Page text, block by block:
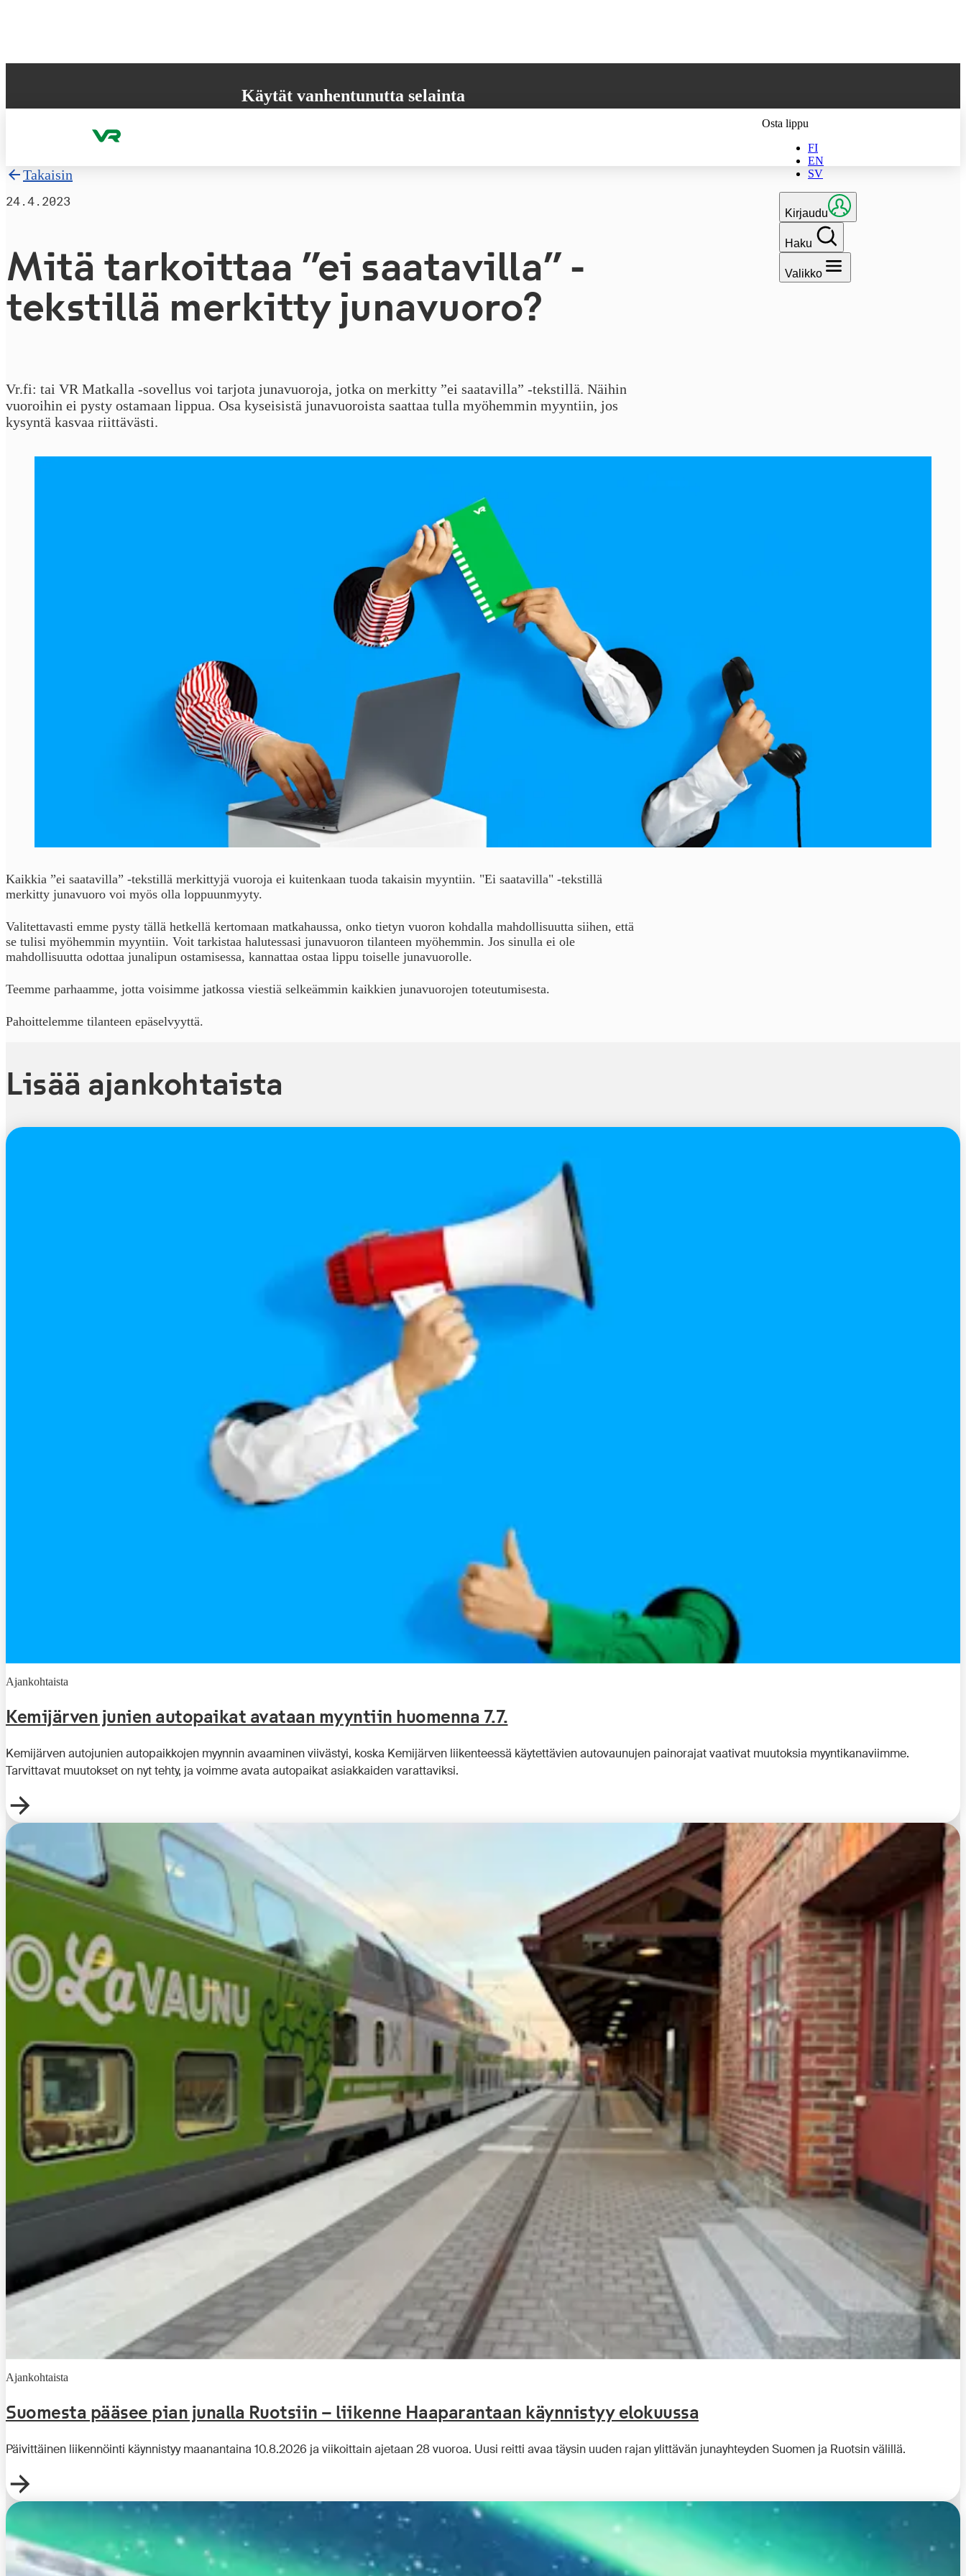
Käytät vanhentunutta selainta
Osta lippu
FI
EN
SV
Kirjaudu
Haku
Valikko
Takaisin
24.4.2023
Mitä tarkoittaa ”ei saatavilla” -
tekstillä merkitty junavuoro?
Vr.fi: tai VR Matkalla -sovellus voi tarjota junavuoroja, jotka on merkitty ”ei saatavilla” -tekstillä. Näihin
vuoroihin ei pysty ostamaan lippua. Osa kyseisistä junavuoroista saattaa tulla myöhemmin myyntiin, jos
kysyntä kasvaa riittävästi.
Kaikkia ”ei saatavilla” -tekstillä merkittyjä vuoroja ei kuitenkaan tuoda takaisin myyntiin. "Ei saatavilla" -tekstillä
merkitty junavuoro voi myös olla loppuunmyyty.
Valitettavasti emme pysty tällä hetkellä kertomaan matkahaussa, onko tietyn vuoron kohdalla mahdollisuutta siihen, että
se tulisi myöhemmin myyntiin. Voit tarkistaa halutessasi junavuoron tilanteen myöhemmin. Jos sinulla ei ole
mahdollisuutta odottaa junalipun ostamisessa, kannattaa ostaa lippu toiselle junavuorolle.
Teemme parhaamme, jotta voisimme jatkossa viestiä selkeämmin kaikkien junavuorojen toteutumisesta.
Pahoittelemme tilanteen epäselvyyttä.
Lisää ajankohtaista
Ajankohtaista
Kemijärven junien autopaikat avataan myyntiin huomenna 7.7.
Kemijärven autojunien autopaikkojen myynnin avaaminen viivästyi, koska Kemijärven liikenteessä käytettävien autovaunujen painorajat vaativat muutoksia myyntikanaviimme.
Tarvittavat muutokset on nyt tehty, ja voimme avata autopaikat asiakkaiden varattaviksi.
Ajankohtaista
Suomesta pääsee pian junalla Ruotsiin – liikenne Haaparantaan käynnistyy elokuussa
Päivittäinen liikennöinti käynnistyy maanantaina 10.8.2026 ja viikoittain ajetaan 28 vuoroa. Uusi reitti avaa täysin uuden rajan ylittävän junayhteyden Suomen ja Ruotsin välillä.